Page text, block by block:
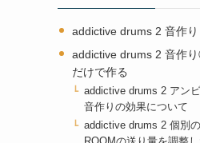
addictive drums 2 音作
addictive drums 2 音作
だけで作る
addictive drums 2 アン
音作りの効果について
addictive drums 2 個別